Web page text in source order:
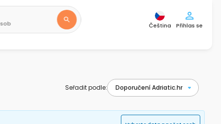
Čeština Přihlas se
Seřadit podle: